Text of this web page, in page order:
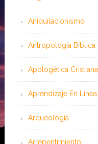
Aniquilacionismo
Antropología Bíblica
Apologética Cristiana
Aprendizaje En Línea
Arqueología
Arrepentimiento